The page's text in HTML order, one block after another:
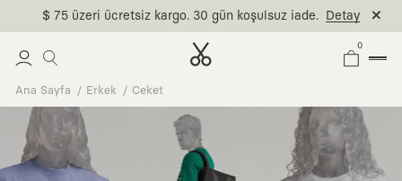
$ 75 üzeri ücretsiz kargo. 30 gün koşulsuz iade. Detay
0
Ana Sayfa Erkek Ceket